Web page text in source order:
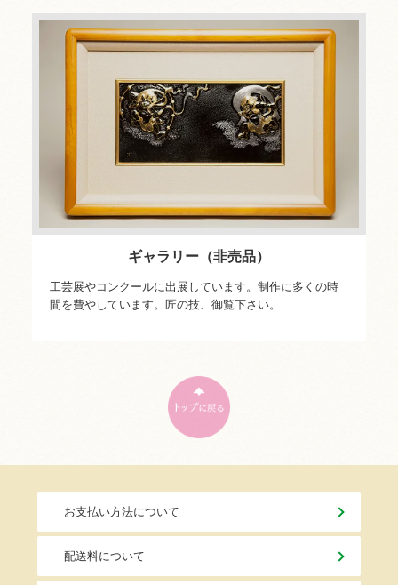
ギャラリー（非売品）
工芸展やコンクールに出展しています。制作に多くの時
間を費やしています。匠の技、御覧下さい。
お支払い方法について
配送料について